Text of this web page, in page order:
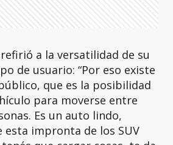
a la versatilidad de su
de usuario: “Por eso existe
que es la posibilidad
para moverse entre
Es un auto lindo,
esta impronta de los SUV